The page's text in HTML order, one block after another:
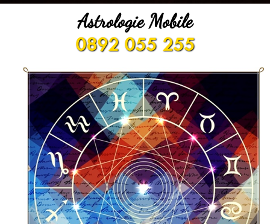
Astrologie Mobile
0892 055 255